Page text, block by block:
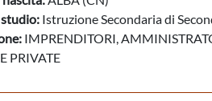
Istruzione Secondaria di
IMPRENDITORI,
PRIVATE